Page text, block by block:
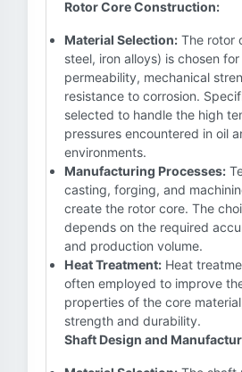
Rotor Core Construction:
Material Selection: The rotor
steel, iron alloys) is chosen
permeability, mechanical
resistance to corrosion.
selected to handle the high
pressures encountered in oil
environments.
Manufacturing Processes:
casting, forging, and
create the rotor core. The
depends on the required
and production volume.
Heat Treatment: Heat
often employed to improve
properties of the core
strength and durability.
Shaft Design and